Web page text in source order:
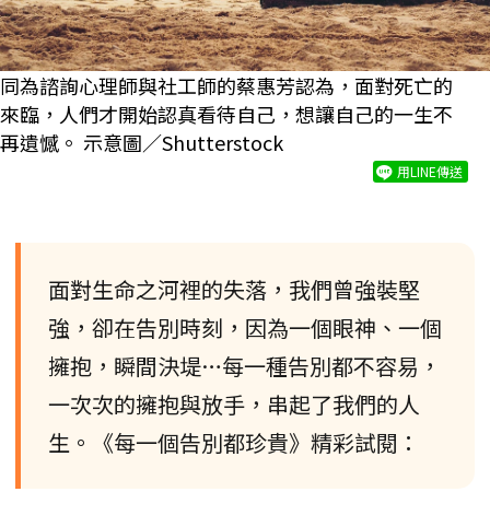
同為諮詢心理師與社工師的蔡惠芳認為，面對死亡的
來臨，人們才開始認真看待自己，想讓自己的一生不
再遺憾。 示意圖／Shutterstock
用LINE傳送
面對生命之河裡的失落，我們曾強裝堅
強，卻在告別時刻，因為一個眼神、一個
擁抱，瞬間決堤…每一種告別都不容易，
一次次的擁抱與放手，串起了我們的人
生。《每一個告別都珍貴》精彩試閱：